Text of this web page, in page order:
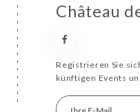
Château
Registrieren Sie
künftigen Events